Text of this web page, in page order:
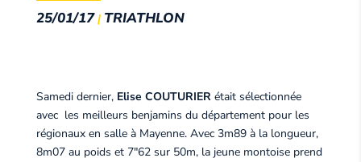
25/01/17| TRIATHLON
Samedi dernier, Elise COUTURIER était sélectionnée
avec les meilleurs benjamins du département pour les
régionaux en salle à Mayenne. Avec 3m89 à la longueur,
8m07 au poids et 7"62 sur 50m, la jeune montoise prend